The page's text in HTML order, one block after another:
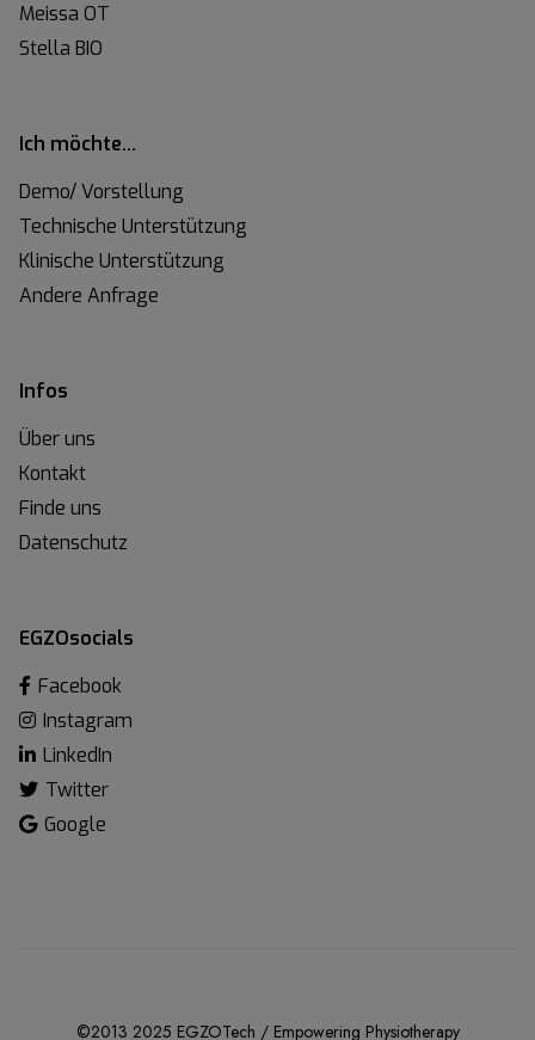
Meissa OT
Stella BIO
Ich möchte…
Demo/ Vorstellung
Technische Unterstützung
Klinische Unterstützung
Andere Anfrage
Infos
Über uns
Kontakt
Finde uns
Datenschutz
EGZOsocials
Facebook
Instagram
LinkedIn
Twitter
Google
©2013 2025 EGZOTech / Empowering Physiotherapy